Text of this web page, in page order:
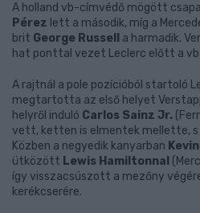
A holland vb-címvédő mögött
Pérez lett a második, míg a
brit George Russell
a harmadik.
hat ponttal vezet Leclerc előtt a
A rajtnál a pole pozícióból startoló
megtartotta az első helyet
helyről induló Carlos Sainz Jr.
vett, ketten is elmentek mellette,
Közben a negyedik kanyarban
ütközött Lewis Hamiltonnal
így visszacsúszott a mezőny
kerékcserére.